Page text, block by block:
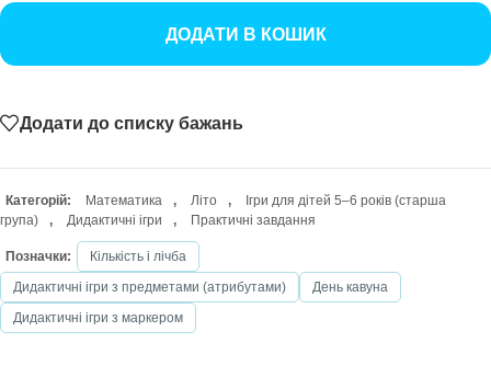
ДОДАТИ В КОШИК
Додати до списку бажань
Категорій: Математика , Літо ,
Ігри для дітей 5–6 років (старша
група)
, Дидактичні ігри , Практичні завдання
Позначки:
Кількість і лічба
Дидактичні ігри з предметами (атрибутами)
День кавуна
Дидактичні ігри з маркером